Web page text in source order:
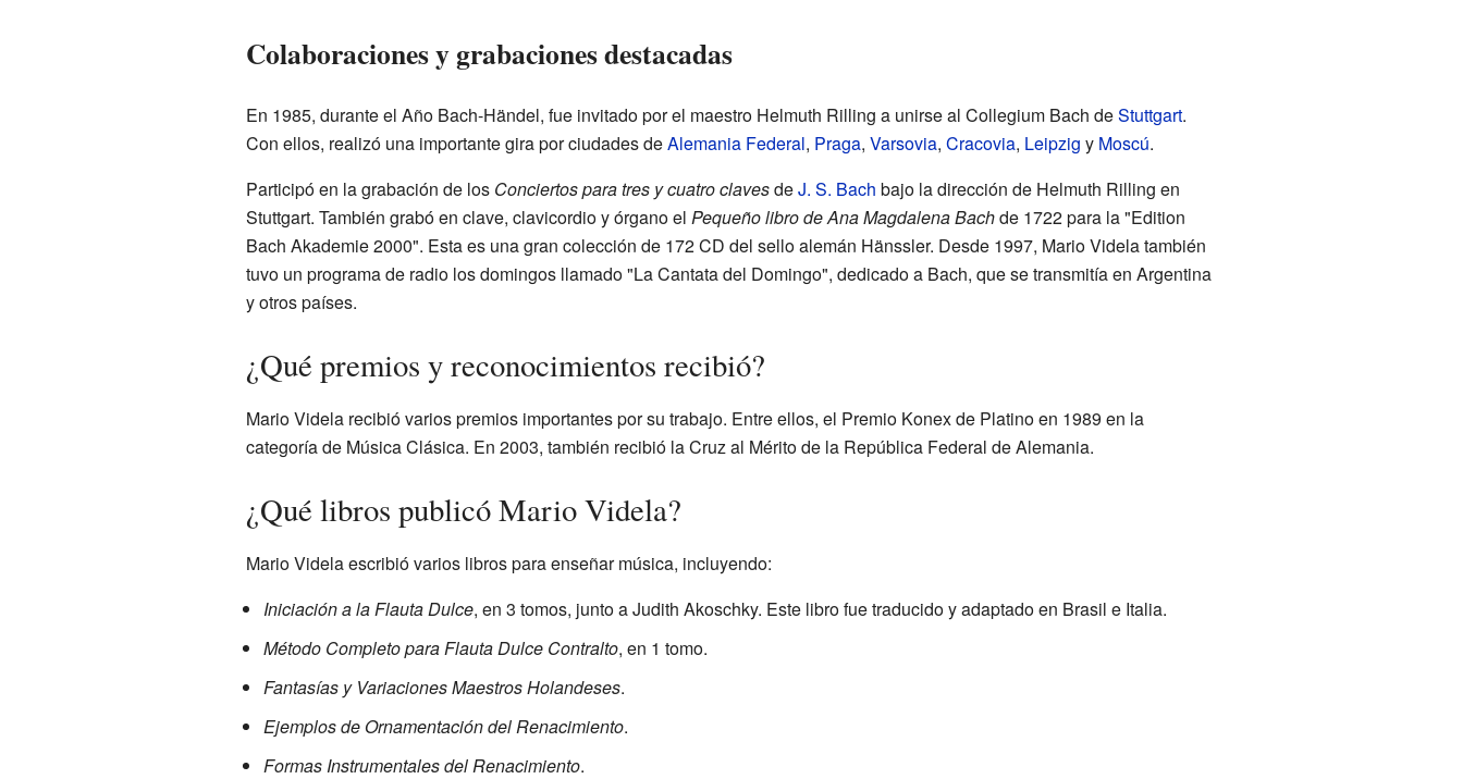
Colaboraciones y grabaciones destacadas
En 1985, durante el Año Bach-Händel, fue invitado por el maestro Helmuth Rilling a unirse al Collegium Bach deStuttgart.
Con ellos, realizó una importante gira por ciudades deAlemania Federal, Praga, Varsovia, Cracovia, Leipzig y Moscú.
Participó en la grabación de los Conciertos para tres y cuatro clavesdeJ. S. Bach bajo la dirección de Helmuth Rilling en
Stuttgart. También grabó en clave, clavicordio y órgano el Pequeño libro de Ana Magdalena Bachde 1722 para la "Edition
Bach Akademie 2000". Esta es una gran colección de 172 CD del sello alemán Hänssler. Desde 1997, Mario Videla también
tuvo un programa de radio los domingos llamado "La Cantata del Domingo", dedicado a Bach, que se transmitía en Argentina
y otros países.
¿Qué premios y reconocimientos recibió?
Mario Videla recibió varios premios importantes por su trabajo. Entre ellos, el Premio Konex de Platino en 1989 en la
categoría de Música Clásica. En 2003, también recibió la Cruz al Mérito de la República Federal de Alemania.
¿Qué libros publicó Mario Videla?
Mario Videla escribió varios libros para enseñar música, incluyendo:
Iniciación a la Flauta Dulce, en 3 tomos, junto a Judith Akoschky. Este libro fue traducido y adaptado en Brasil e Italia.
Método Completo para Flauta Dulce Contralto, en 1 tomo.
Fantasías y Variaciones Maestros Holandeses.
Ejemplos de Ornamentación del Renacimiento.
Formas Instrumentales del Renacimiento.